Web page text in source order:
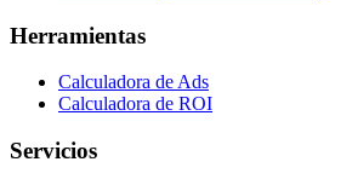
Herramientas
Calculadora de Ads
Calculadora de ROI
Servicios